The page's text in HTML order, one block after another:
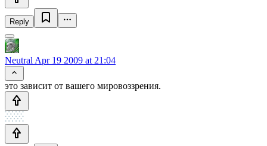
Reply
Neutral Apr 19 2009 at 21:04
это зависит от вашего мировоззрения.